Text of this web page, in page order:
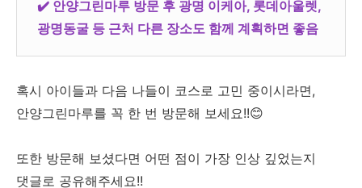
✔️ 안양그린마루 방문 후 광명 이케아, 롯데아울렛,
광명동굴 등 근처 다른 장소도 함께 계획하면 좋음
혹시 아이들과 다음 나들이 코스로 고민 중이시라면,
안양그린마루를 꼭 한 번 방문해 보세요!!😊
또한 방문해 보셨다면 어떤 점이 가장 인상 깊었는지
댓글로 공유해주세요!!